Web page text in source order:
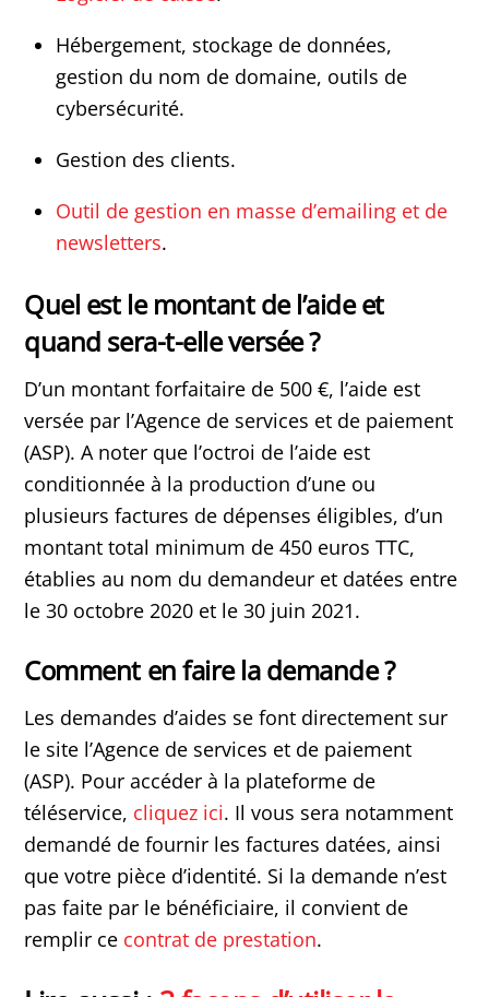
Hébergement, stockage de données,
gestion du nom de domaine, outils de
cybersécurité.
Gestion des clients.
Outil de gestion en masse d’emailing et de
newsletters.
Quel est le montant de l’aide et
quand sera-t-elle versée ?
D’un montant forfaitaire de 500 €, l’aide est
versée par l’Agence de services et de paiement
(ASP). A noter que l’octroi de l’aide est
conditionnée à la production d’une ou
plusieurs factures de dépenses éligibles, d’un
montant total minimum de 450 euros TTC,
établies au nom du demandeur et datées entre
le 30 octobre 2020 et le 30 juin 2021.
Comment en faire la demande ?
Les demandes d’aides se font directement sur
le site l’Agence de services et de paiement
(ASP). Pour accéder à la plateforme de
téléservice, cliquez ici. Il vous sera notamment
demandé de fournir les factures datées, ainsi
que votre pièce d’identité. Si la demande n’est
pas faite par le bénéficiaire, il convient de
remplir ce contrat de prestation.